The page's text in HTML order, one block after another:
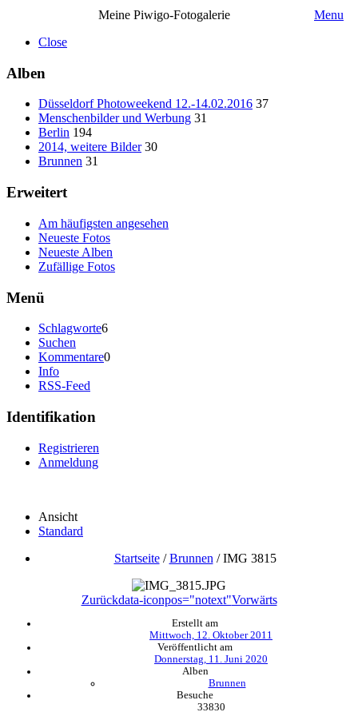
Meine Piwigo-Fotogalerie
Menu
Close
Alben
Düsseldorf Photoweekend 12.-14.02.2016 37
Menschenbilder und Werbung 31
Berlin 194
2014, weitere Bilder 30
Brunnen 31
Erweitert
Am häufigsten angesehen
Neueste Fotos
Neueste Alben
Zufällige Fotos
Menü
Schlagworte6
Suchen
Kommentare0
Info
RSS-Feed
Identifikation
Registrieren
Anmeldung
Ansicht
Standard
Startseite/Brunnen /IMG 3815
Zurückdata-iconpos="notext"Vorwärts
Erstellt am
Mittwoch, 12. Oktober 2011
Veröffentlicht am
Donnerstag, 11. Juni 2020
Alben
Brunnen
Besuche
33830